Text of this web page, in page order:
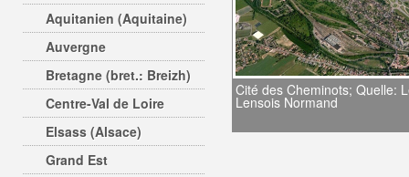
Aquitanien (Aquitaine)
Auvergne
Bretagne (bret.: Breizh)
Centre-Val de Loire
Elsass (Alsace)
Grand Est
Cité des Cheminots; Quelle:
Lensois Normand